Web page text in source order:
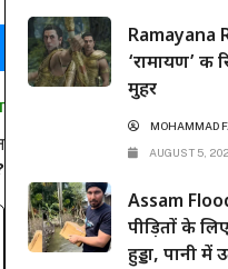
दूसरे हफ्ते के कामकाजी दिनों में भी
पकड़ बनाए रखी है। रिलीज के...
Ramayana
‘रामायण’
मुहर
MOHAMMAD
AUGUST 5,
Assam
पीड़ितों के
हुड्डा, पानी में